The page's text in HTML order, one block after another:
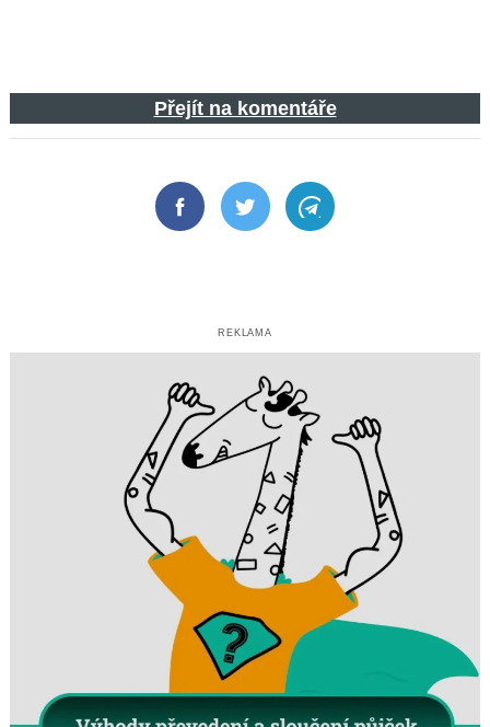
Přejít na komentáře
FacebookTwitter Telegram
REKLAMA